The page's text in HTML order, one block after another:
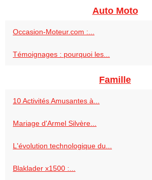
Auto Moto
Occasion-Moteur.com :...
Témoignages : pourquoi les...
Famille
10 Activités Amusantes à...
Mariage d'Armel Silvère...
L'évolution technologique du...
Blaklader x1500 :...